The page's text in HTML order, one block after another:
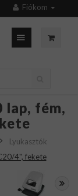
Fiókom
lap, fém,
Lyukasztók
4", fekete